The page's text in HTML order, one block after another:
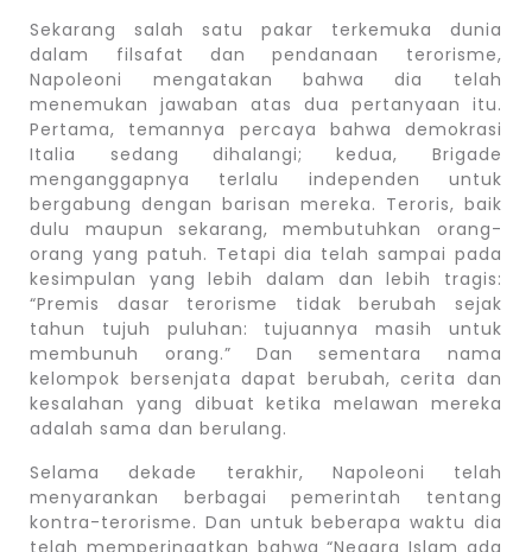
Sekarang salah satu pakar terkemuka dunia
dalam filsafat dan pendanaan terorisme,
Napoleoni mengatakan bahwa dia telah
menemukan jawaban atas dua pertanyaan itu.
Pertama, temannya percaya bahwa demokrasi
Italia sedang dihalangi; kedua, Brigade
menganggapnya terlalu independen untuk
bergabung dengan barisan mereka. Teroris, baik
dulu maupun sekarang, membutuhkan orang-
orang yang patuh. Tetapi dia telah sampai pada
kesimpulan yang lebih dalam dan lebih tragis:
“Premis dasar terorisme tidak berubah sejak
tahun tujuh puluhan: tujuannya masih untuk
membunuh orang.” Dan sementara nama
kelompok bersenjata dapat berubah, cerita dan
kesalahan yang dibuat ketika melawan mereka
adalah sama dan berulang.
Selama dekade terakhir, Napoleoni telah
menyarankan berbagai pemerintah tentang
kontra-terorisme. Dan untuk beberapa waktu dia